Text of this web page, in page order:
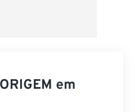
em